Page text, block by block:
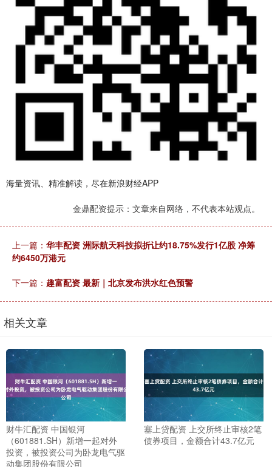
海量资讯、精准解读，尽在新浪财经APP
金鼎配资提示：文章来自网络，不代表本站观点。
上一篇： 华丰配资 洲际航天科技拟折让约18.75%发行1亿股 净筹
约6450万港元
下一篇： 趣富配资 最新｜北京发布洪水红色预警
相关文章
财牛汇配资 中国银河
（601881.SH）新增一起对外
投资，被投资公司为卧龙电气驱
动集团股份有限公司
塞上贷配资 上交所终止审核2笔
债券项目，金额合计43.7亿元